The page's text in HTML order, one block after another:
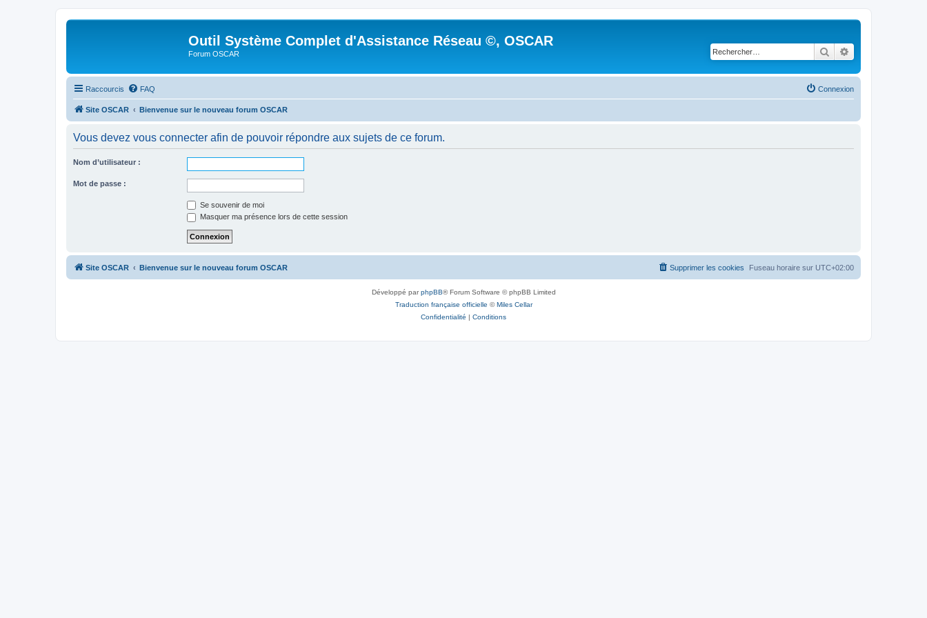
Outil Système Complet d'Assistance Réseau ©, OSCAR
Forum OSCAR Rechercher
Raccourcis FAQ Connexion
Site OSCAR Bienvenue sur le nouveau forum OSCAR
Vous devez vous connecter afin de pouvoir répondre aux sujets de ce forum.
Nom d’utilisateur :
Mot de passe :
Se souvenir de moi
Masquer ma présence lors de cette session
Site OSCAR Bienvenue sur le nouveau forum OSCAR Fuseau horaire sur UTC+02:00
Supprimer les cookies
Développé parphpBB® Forum Software © phpBB Limited
Traduction française officielle ©Miles Cellar
Confidentialité | Conditions